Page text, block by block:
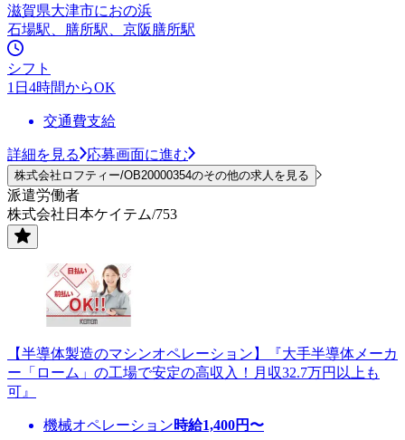
滋賀県大津市におの浜
石場駅、膳所駅、京阪膳所駅
シフト
1日4時間からOK
交通費支給
詳細を見る 応募画面に進む
株式会社ロフティー/OB20000354のその他の求人を見る
派遣労働者
株式会社日本ケイテム/753
【半導体製造のマシンオペレーション】『大手半導体メーカ
ー「ローム」の工場で安定の高収入！月収32.7万円以上も
可』
機械オペレーション時給1,400円〜